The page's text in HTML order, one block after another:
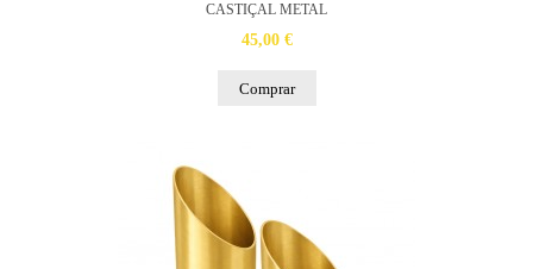
CASTIÇAL METAL
45,00 €
Comprar